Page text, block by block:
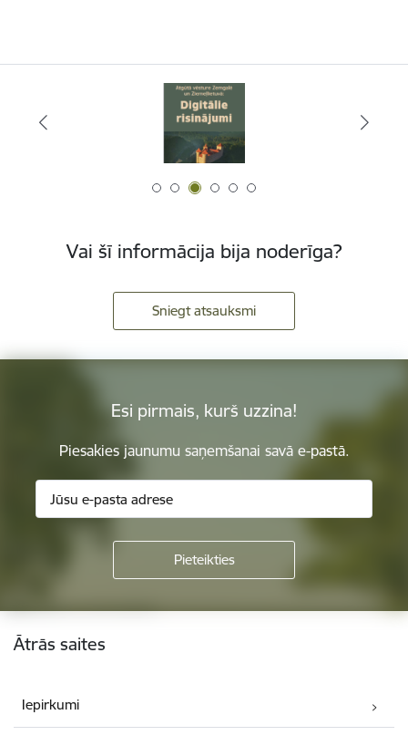
Vai šī informācija bija noderīga?
Sniegt atsauksmi
Esi pirmais, kurš uzzina!
Piesakies jaunumu saņemšanai savā e-pastā.
Kājene
Ātrās saites
Iepirkumi